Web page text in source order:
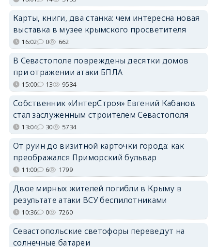
Карты, книги, два станка: чем интересна новая
выставка в музее крымского просветителя
16:02 0 662
В Севастополе повреждены десятки домов
при отражении атаки БПЛА
15:00 13 9534
Собственник «ИнтерСтроя» Евгений Кабанов
стал заслуженным строителем Севастополя
13:04 30 5734
От руин до визитной карточки города: как
преображался Приморский бульвар
11:00 6 1799
Двое мирных жителей погибли в Крыму в
результате атаки ВСУ беспилотниками
10:36 0 7260
Севастопольские светофоры переведут на
солнечные батареи